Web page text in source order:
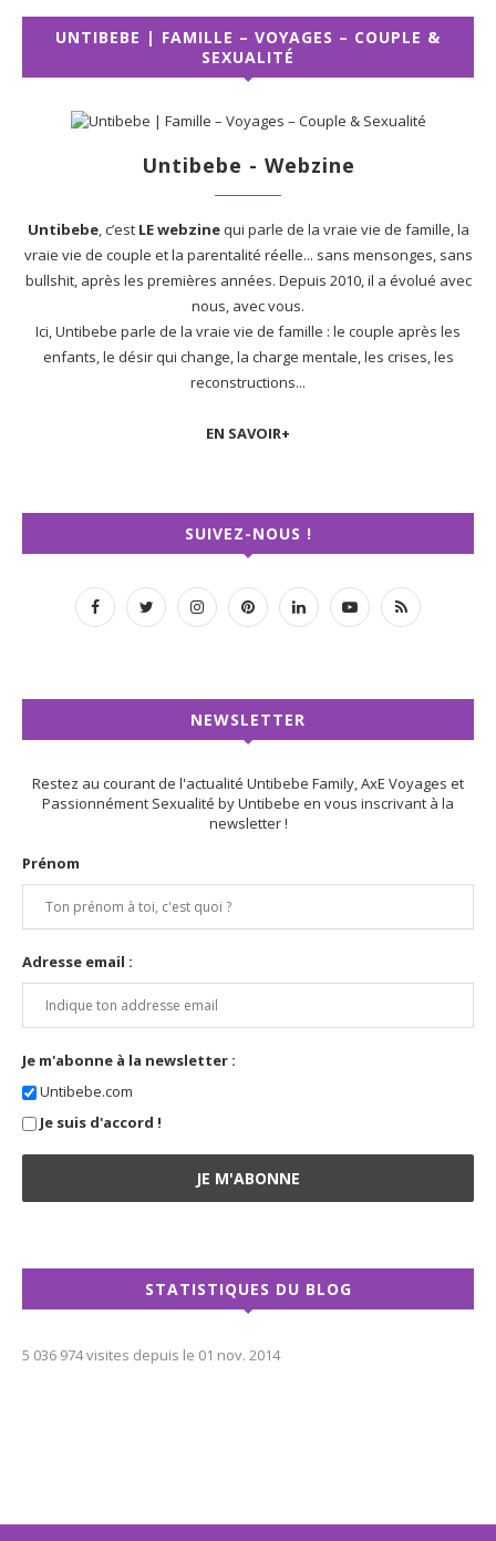
UNTIBEBE | FAMILLE – VOYAGES – COUPLE &
SEXUALITÉ
Untibebe - Webzine
Untibebe, c’est LE webzinequi parle de la vraie vie de famille, la
vraie vie de couple et la parentalité réelle... sans mensonges, sans
bullshit, après les premières années. Depuis 2010, il a évolué avec
nous, avec vous.
Ici, Untibebe parle de la vraie vie de famille : le couple après les
enfants, le désir qui change, la charge mentale, les crises, les
reconstructions...
EN SAVOIR+
SUIVEZ-NOUS !
NEWSLETTER
Restez au courant de l'actualité Untibebe Family, AxE Voyages et
Passionnément Sexualité by Untibebe en vous inscrivant à la
newsletter !
Prénom
Adresse email :
Je m'abonne à la newsletter :
Untibebe.com
Je suis d'accord !
STATISTIQUES DU BLOG
5 036 974 visites depuis le 01 nov. 2014